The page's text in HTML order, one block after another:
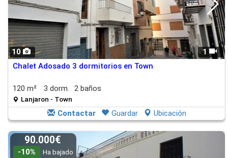
10 1
Chalet Adosado 3 dormitorios en Town
120 m² 3 dorm. 2 baños
Lanjaron - Town
Contactar Guardar Ubicación
90.000€
-10%
Ha bajado